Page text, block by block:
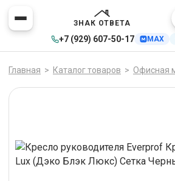
ЗНАК ОТВЕТА
+7 (929) 607-50-17 MAX
Главная > Каталог товаров > Офисная